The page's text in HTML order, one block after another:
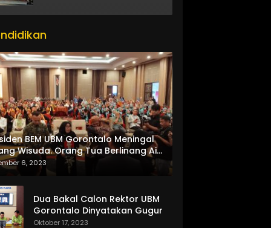
BEM UBM Gorontalo Meningal
Wisuda. Orang Tua Berlinang Air
Menerima SKL dan Pemasangan
6, 2023
Dua Bakal Calon Rektor UBM
Gorontalo Dinyatakan Gugur
Oktober 17, 2023